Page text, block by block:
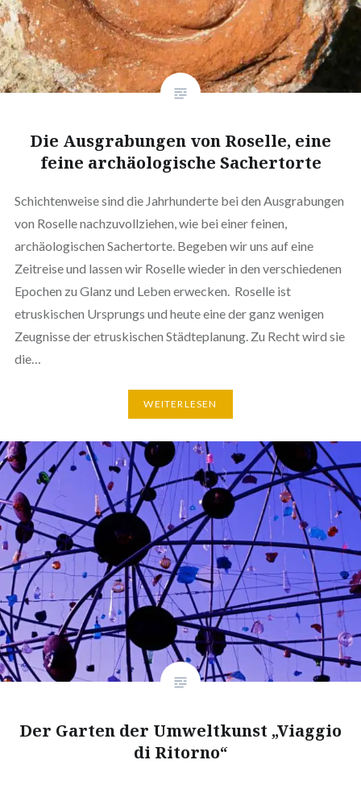
Die Ausgrabungen von Roselle, eine
feine archäologische Sachertorte
Schichtenweise sind die Jahrhunderte bei den Ausgrabungen
von Roselle nachzuvollziehen, wie bei einer feinen,
archäologischen Sachertorte. Begeben wir uns auf eine
Zeitreise und lassen wir Roselle wieder in den verschiedenen
Epochen zu Glanz und Leben erwecken. Roselle ist
etruskischen Ursprungs und heute eine der ganz wenigen
Zeugnisse der etruskischen Städteplanung. Zu Recht wird sie
die…
WEITERLESEN
Der Garten der Umweltkunst „Viaggio
di Ritorno“